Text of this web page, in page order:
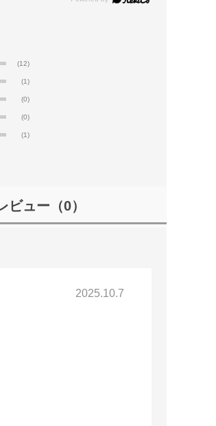
(12)
(1)
(0)
(0)
(1)
ビュー （0）
2025.10.7